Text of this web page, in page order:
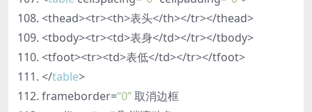
<thead><tr><th>表头</th></tr></thead>
<tbody><tr><td>表身</td></tr></tbody>
<tfoot><tr><td>表低</td></tr></tfoot>
</table>
frameborder=“0”取消边框